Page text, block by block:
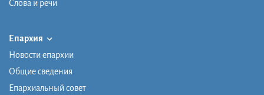
Слова и речи
Епархия
Новости епархии
Общие сведения
Епархиальный совет